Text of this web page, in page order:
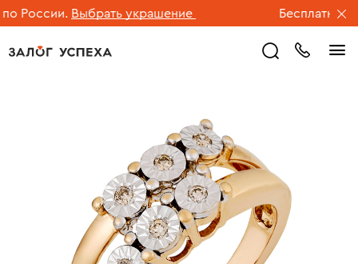
России. Выбрать украшение Бесплатная